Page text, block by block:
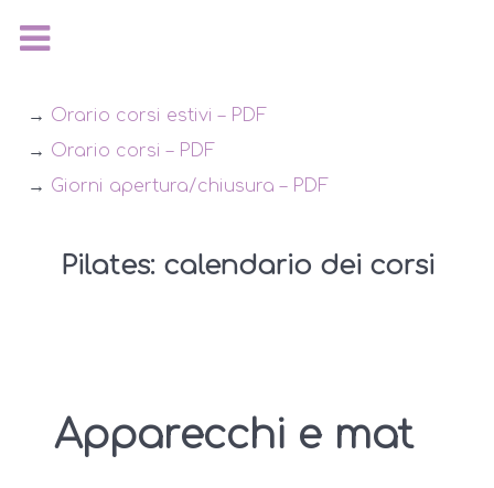
→ Orario corsi estivi – PDF
→ Orario corsi – PDF
→ Giorni apertura/chiusura – PDF
Pilates: calendario dei corsi
Apparecchi e mat